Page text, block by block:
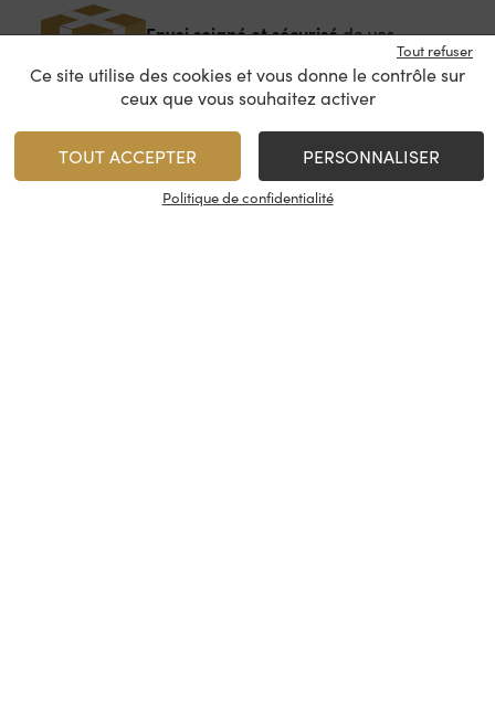
Envoi soigné et sécuriséde vos
Livraison : A partir de 12€
Délai 5 à 8 jours ouvrés
Ce site utilise des cookies et vous donne le contrôle sur
ceux que vous souhaitez activer
TOUT ACCEPTER
Tout refuser
PERSONNALISER
Politique de confidentialité